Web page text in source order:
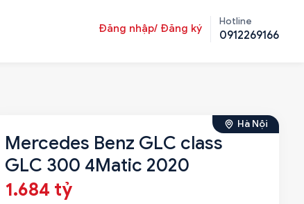
Đăng nhập/ Đăng ký
Hotline
0912269166
Hà Nội
Mercedes Benz GLC class
GLC 300 4Matic 2020
1.684 tỷ